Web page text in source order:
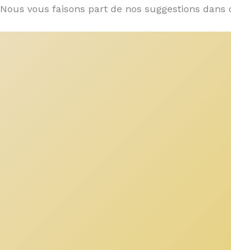
Nous vous faisons part de nos suggestions